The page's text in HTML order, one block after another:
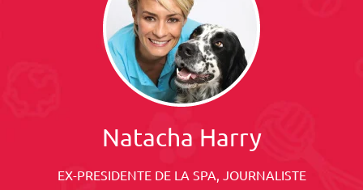
Natacha Harry
EX-PRESIDENTE DE LA SPA, JOURNALISTE